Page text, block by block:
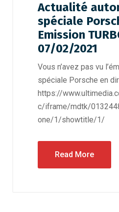
Actualité
spéciale
Emission
07/02/2021
Vous n’avez pas vu
spéciale Porsche en
https://
c/iframe/mdtk/
one/1/showtitle/1/
Read More